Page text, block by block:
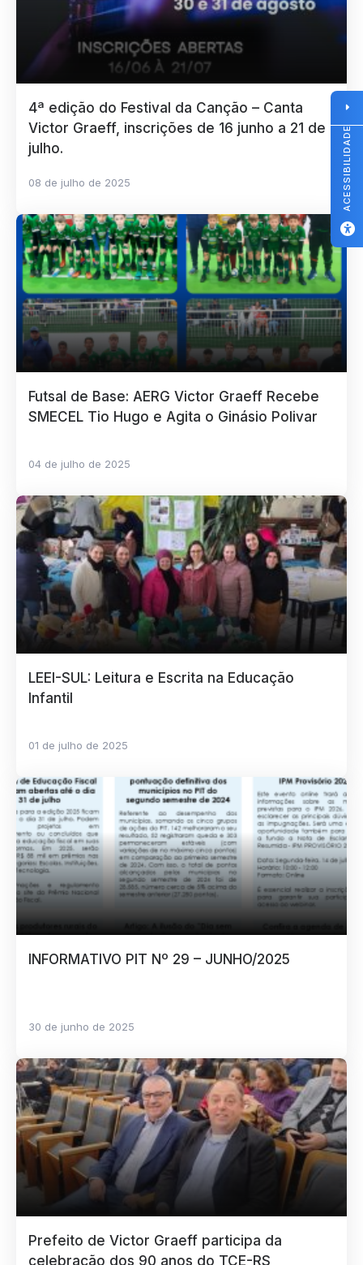
4ª edição do Festival da Canção – Canta
Victor Graeff, inscrições de 16 junho a 21 de
julho.
08 de julho de 2025
Futsal de Base: AERG Victor Graeff Recebe
SMECEL Tio Hugo e Agita o Ginásio Polivar
04 de julho de 2025
LEEI-SUL: Leitura e Escrita na Educação
Infantil
01 de julho de 2025
INFORMATIVO PIT Nº 29 – JUNHO/2025
30 de junho de 2025
Prefeito de Victor Graeff participa da
celebração dos 90 anos do TCE-RS
ACESSIBILIDADE